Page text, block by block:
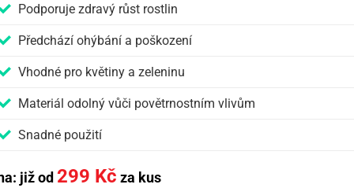
Podporuje zdravý růst rostlin
Předchází ohýbání a poškození
Vhodné pro květiny a zeleninu
Materiál odolný vůči povětrnostním vlivům
Snadné použití
již od299 Kč za kus